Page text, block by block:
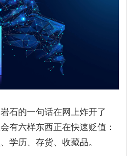
石的一句话在网上炸开了
有六样东西正在快速贬值：
学历、存货、收藏品。